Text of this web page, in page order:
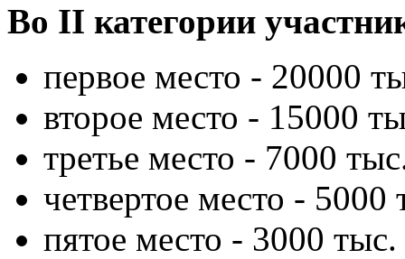
Во II категории
первое место - 20000
второе место - 15000
третье место - 7000
четвертое место - 5000
пятое место - 3000